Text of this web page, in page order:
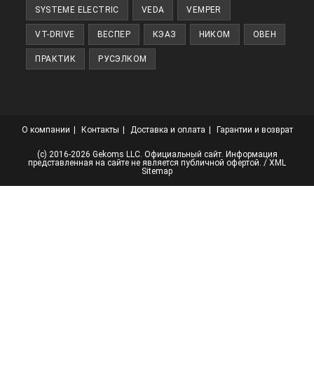
SYSTEME ELECTRIC VEDA VEMPER
VT-DRIVE ВЕСПЕР КЭАЗ НИКОМ ОВЕН
ПРАКТИК РУСЭЛКОМ
О компании Контакты Доставка и оплата Гарантии и возврат
(с) 2016-2026 Gekoms LLC. Официальный сайт. Информация
представленная на сайте не является публичной офертой. / XML
Sitemap